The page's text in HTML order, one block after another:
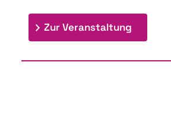
Zur Veranstaltung